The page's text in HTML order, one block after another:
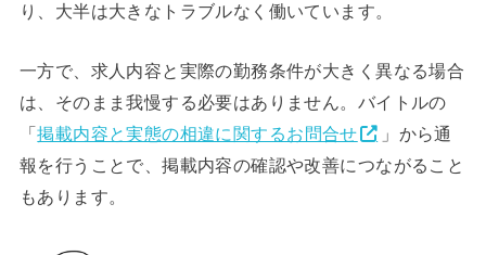
り、大半は大きなトラブルなく働いています。
一方で、求人内容と実際の勤務条件が大きく異なる場合
は、そのまま我慢する必要はありません。バイトルの
「掲載内容と実態の相違に関するお問合せ
」から通
報を行うことで、掲載内容の確認や改善につながること
もあります。